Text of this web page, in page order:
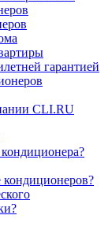
гарантией
CLI.RU
кондиционеров?